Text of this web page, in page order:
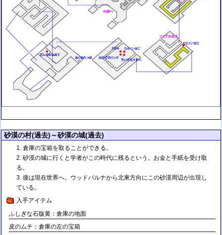
砂漠の村(過去)～砂漠の城(過去)
倉庫の宝箱を取ることができる。
砂漠の城に行くと学者がこの時代に残るという。お金と手紙を受け取
る。
後は現在世界へ。ウッドパルナから北東方向にこの砂漠周辺が出現し
ている。
入手アイテム
ふしぎな石版黄：倉庫の地面
皮のムチ：倉庫の左の宝箱